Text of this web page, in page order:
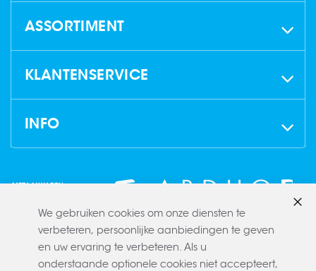
ASSORTIMENT
KLANTENSERVICE
INFO
We gebruiken cookies om onze diensten te
verbeteren, persoonlijke aanbiedingen te geven
en uw ervaring te verbeteren. Als u
onderstaande optionele cookies niet accepteert,